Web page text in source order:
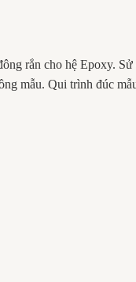
rắn cho hệ Epoxy. Sử
mẫu. Qui trình đúc